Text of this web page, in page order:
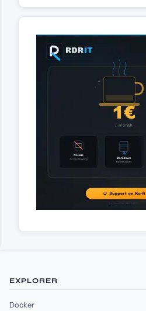
EXPLORER
Docker